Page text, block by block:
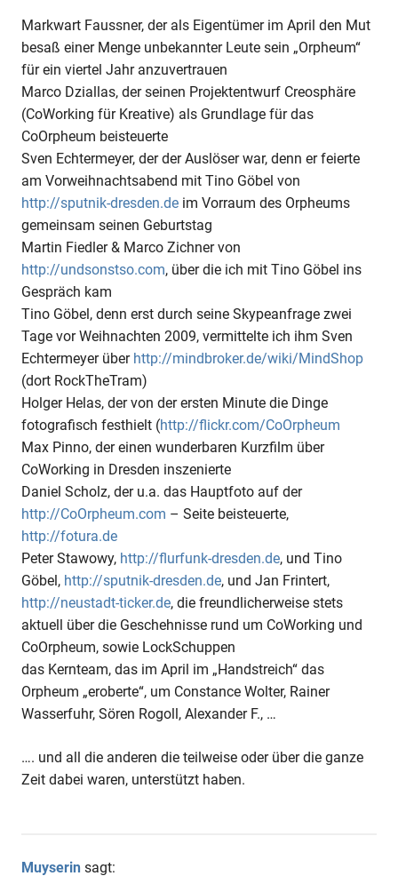
Markwart Faussner, der als Eigentümer im April den Mut
besaß einer Menge unbekannter Leute sein „Orpheum“
für ein viertel Jahr anzuvertrauen
Marco Dziallas, der seinen Projektentwurf Creosphäre
(CoWorking für Kreative) als Grundlage für das
CoOrpheum beisteuerte
Sven Echtermeyer, der der Auslöser war, denn er feierte
am Vorweihnachtsabend mit Tino Göbel von
http://sputnik-dresden.de im Vorraum des Orpheums
gemeinsam seinen Geburtstag
Martin Fiedler & Marco Zichner von
http://undsonstso.com, über die ich mit Tino Göbel ins
Gespräch kam
Tino Göbel, denn erst durch seine Skypeanfrage zwei
Tage vor Weihnachten 2009, vermittelte ich ihm Sven
Echtermeyer über http://mindbroker.de/wiki/MindShop
(dort RockTheTram)
Holger Helas, der von der ersten Minute die Dinge
fotografisch festhielt (http://flickr.com/CoOrpheum
Max Pinno, der einen wunderbaren Kurzfilm über
CoWorking in Dresden inszenierte
Daniel Scholz, der u.a. das Hauptfoto auf der
http://CoOrpheum.com – Seite beisteuerte,
http://fotura.de
Peter Stawowy, http://flurfunk-dresden.de, und Tino
Göbel, http://sputnik-dresden.de, und Jan Frintert,
http://neustadt-ticker.de, die freundlicherweise stets
aktuell über die Geschehnisse rund um CoWorking und
CoOrpheum, sowie LockSchuppen
das Kernteam, das im April im „Handstreich“ das
Orpheum „eroberte“, um Constance Wolter, Rainer
Wasserfuhr, Sören Rogoll, Alexander F., …
…. und all die anderen die teilweise oder über die ganze
Zeit dabei waren, unterstützt haben.
Muyserin sagt: